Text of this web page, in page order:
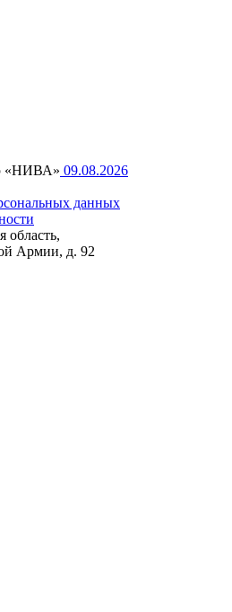
«НИВА» 09.08.2026
данных
область,
Армии, д. 92